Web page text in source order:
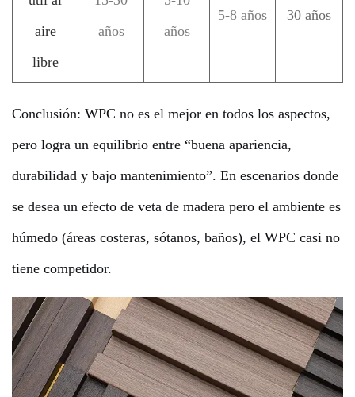
aire
libre
años
años
5-8 años 30 años
Conclusión: WPC no es el mejor en todos los aspectos,
pero logra un equilibrio entre “buena apariencia,
durabilidad y bajo mantenimiento”. En escenarios donde
se desea un efecto de veta de madera pero el ambiente es
húmedo (áreas costeras, sótanos, baños), el WPC casi no
tiene competidor.